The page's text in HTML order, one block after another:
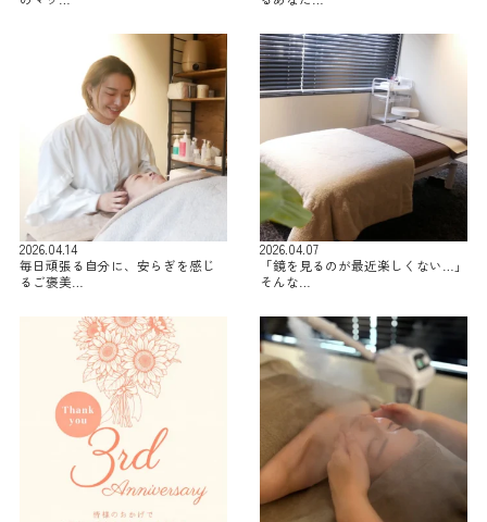
2026.04.14
毎日頑張る自分に、安らぎを感じ
るご褒美…
2026.04.07
「鏡を見るのが最近楽しくない…」
そんな…